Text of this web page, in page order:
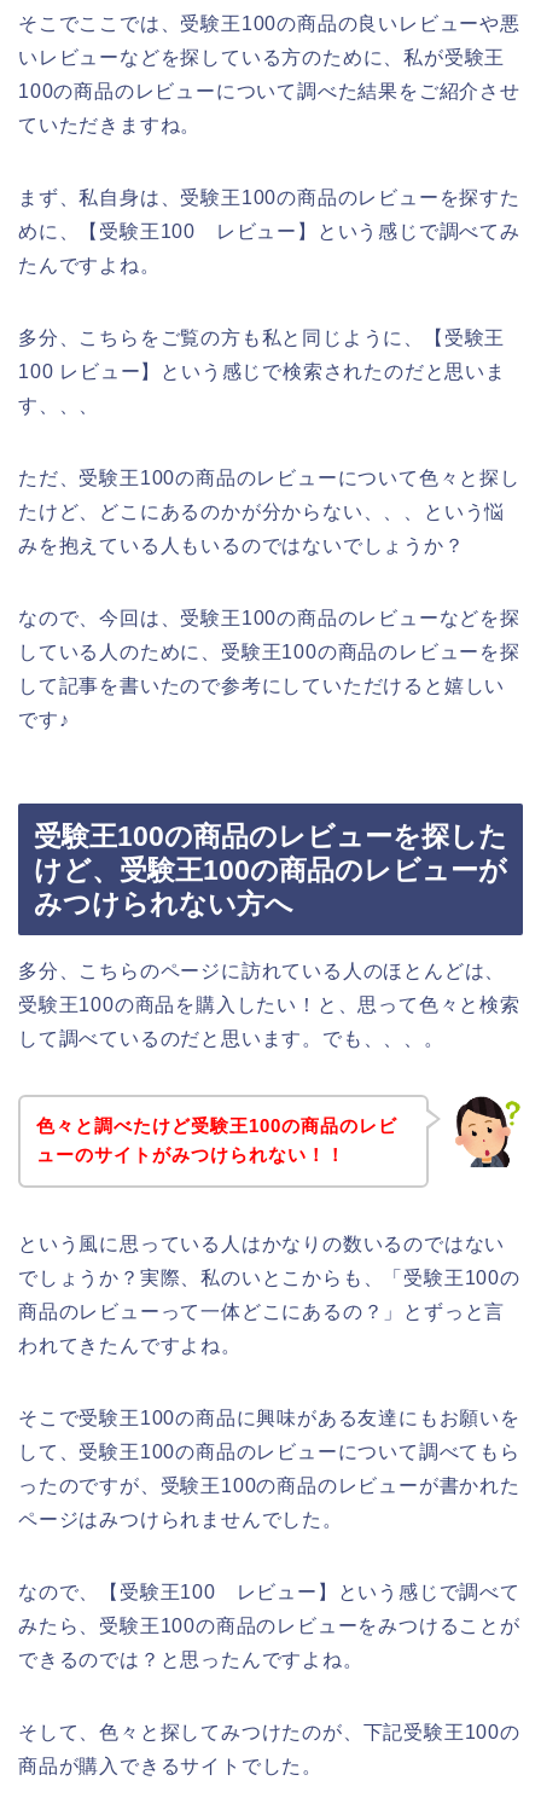
そこでここでは、受験王100の商品の良いレビューや悪
いレビューなどを探している方のために、私が受験王
100の商品のレビューについて調べた結果をご紹介させ
ていただきますね。
まず、私自身は、受験王100の商品のレビューを探すた
めに、【受験王100 レビュー】という感じで調べてみ
たんですよね。
多分、こちらをご覧の方も私と同じように、【受験王
100 レビュー】という感じで検索されたのだと思いま
す、、、
ただ、受験王100の商品のレビューについて色々と探し
たけど、どこにあるのかが分からない、、、という悩
みを抱えている人もいるのではないでしょうか？
なので、今回は、受験王100の商品のレビューなどを探
している人のために、受験王100の商品のレビューを探
して記事を書いたので参考にしていただけると嬉しい
です♪
受験王100の商品のレビューを探した
けど、受験王100の商品のレビューが
みつけられない方へ
多分、こちらのページに訪れている人のほとんどは、
受験王100の商品を購入したい！と、思って色々と検索
して調べているのだと思います。でも、、、。
色々と調べたけど受験王100の商品のレビ
ューのサイトがみつけられない！！
という風に思っている人はかなりの数いるのではない
でしょうか？実際、私のいとこからも、「受験王100の
商品のレビューって一体どこにあるの？」とずっと言
われてきたんですよね。
そこで受験王100の商品に興味がある友達にもお願いを
して、受験王100の商品のレビューについて調べてもら
ったのですが、受験王100の商品のレビューが書かれた
ページはみつけられませんでした。
なので、【受験王100 レビュー】という感じで調べて
みたら、受験王100の商品のレビューをみつけることが
できるのでは？と思ったんですよね。
そして、色々と探してみつけたのが、下記受験王100の
商品が購入できるサイトでした。